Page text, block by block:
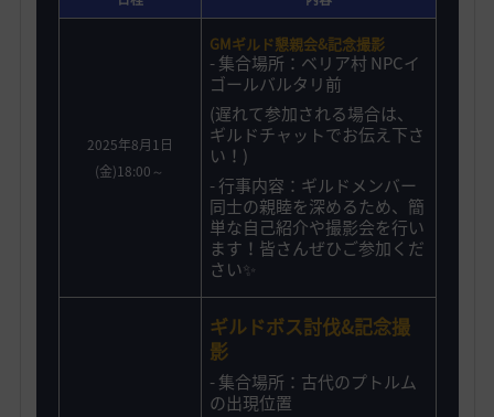
2025年8月1日
(金)18:00～
GMギルド懇親会&記念撮影
- 集合場所：ベリア村 NPCイ
ゴールバルタリ前
(遅れて参加される場合は、
ギルドチャットでお伝え下さ
い！)
- 行事内容：ギルドメンバー
同士の親睦を深めるため、簡
単な自己紹介や撮影会を行い
ます！皆さんぜひご参加くだ
さい✨️
ギルドボス討伐&記念撮
影
- 集合場所：古代のプトルム
の出現位置